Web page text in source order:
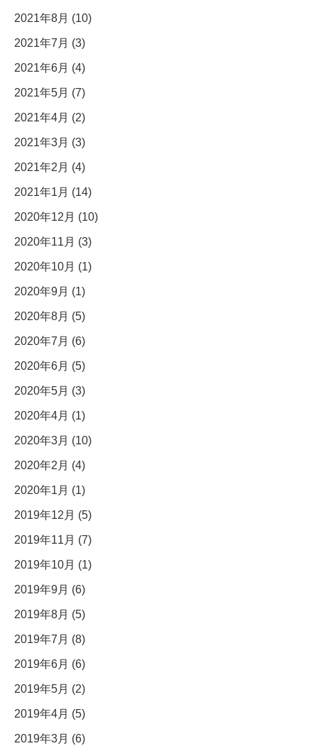
2021年8月 (10)
2021年7月 (3)
2021年6月 (4)
2021年5月 (7)
2021年4月 (2)
2021年3月 (3)
2021年2月 (4)
2021年1月 (14)
2020年12月 (10)
2020年11月 (3)
2020年10月 (1)
2020年9月 (1)
2020年8月 (5)
2020年7月 (6)
2020年6月 (5)
2020年5月 (3)
2020年4月 (1)
2020年3月 (10)
2020年2月 (4)
2020年1月 (1)
2019年12月 (5)
2019年11月 (7)
2019年10月 (1)
2019年9月 (6)
2019年8月 (5)
2019年7月 (8)
2019年6月 (6)
2019年5月 (2)
2019年4月 (5)
2019年3月 (6)